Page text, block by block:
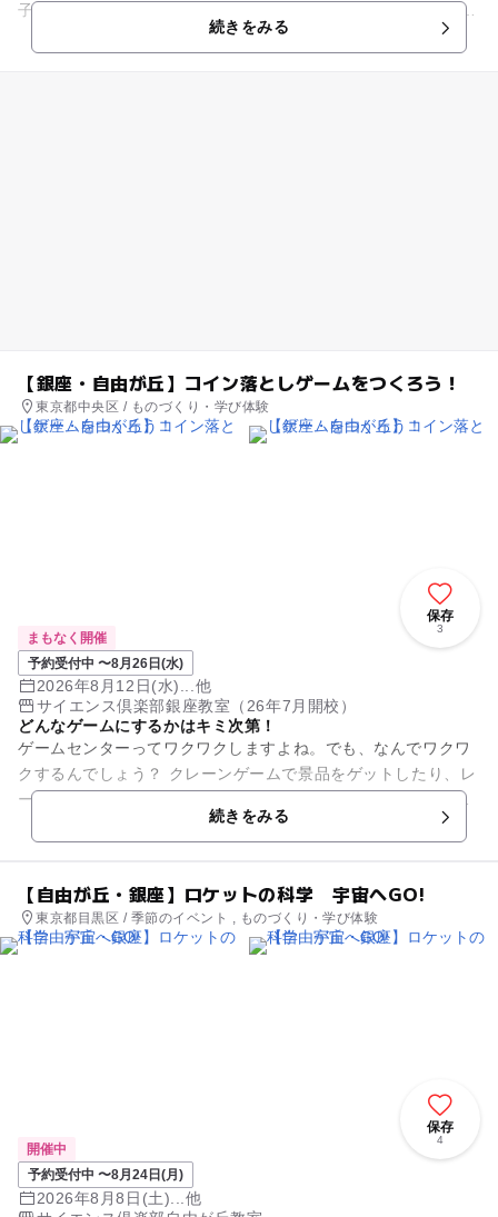
子のふくろの中に入っているあの「ちいさな袋」です。 「あー
続きをみる
【銀座・自由が丘】コイン落としゲームをつくろう！
東京都中央区 / ものづくり・学び体験
保存
3
まもなく開催
予約受付中 〜8月26日(水)
2026年8月12日(水)...他
サイエンス倶楽部銀座教室（26年7月開校）
どんなゲームにするかはキミ次第！
ゲームセンターってワクワクしますよね。でも、なんでワクワ
クするんでしょう？ クレーンゲームで景品をゲットしたり、レ
ースで順位を競ったり、カードを使ってバトルしたり…いろん
続きをみる
【自由が丘・銀座】ロケットの科学 宇宙へGO!
東京都目黒区 / 季節のイベント , ものづくり・学び体験
保存
4
開催中
予約受付中 〜8月24日(月)
2026年8月8日(土)...他